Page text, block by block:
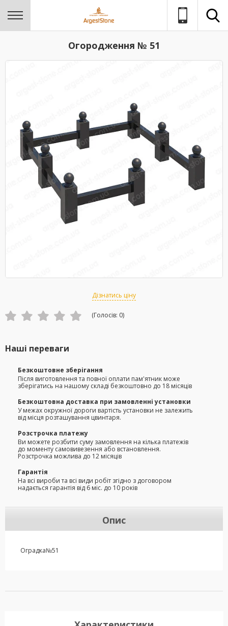
Огородження № 51
Дізнатись ціну
(Голосів: 0)
Наші переваги
Безкоштовне зберігання
Після виготовлення та повної оплати пам'ятник може
зберігатись на нашому складі безкоштовно до 18 місяців
Безкоштовна доставка при замовленні установки
У межах окружної дороги вартість установки не залежить
від місця розташування цвинтаря.
Розстрочка платежу
Ви можете розбити суму замовлення на кілька платежів
до моменту самовивезення або встановлення.
Розстрочка можлива до 12 місяців
Гарантія
На всі вироби та всі види робіт згідно з договором
надається гарантія від 6 міс. до 10 років
Опис
Оградка№51